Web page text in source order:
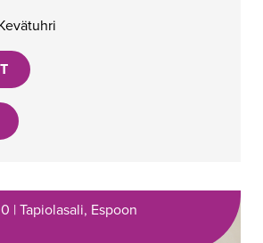
| Tapiolasali, Espoon